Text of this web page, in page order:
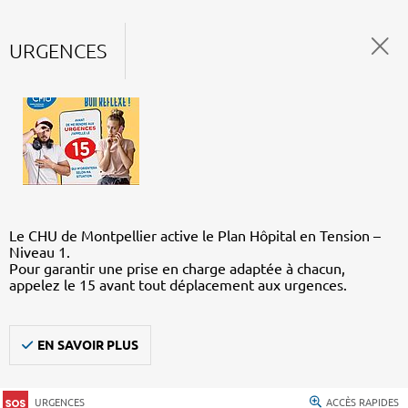
URGENCES
Le CHU de Montpellier active le Plan Hôpital en Tension –
Niveau 1.
Pour garantir une prise en charge adaptée à chacun,
appelez le 15 avant tout déplacement aux urgences.
EN SAVOIR PLUS
URGENCES ACCÈS RAPIDES